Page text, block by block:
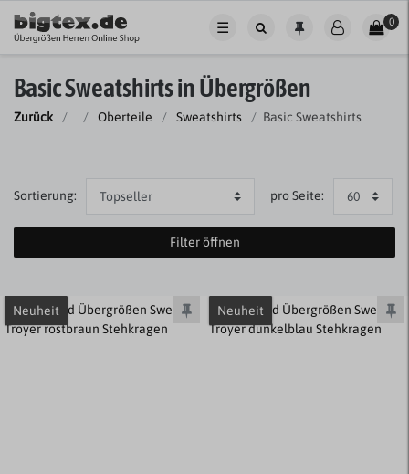
☰ 0
Basic Sweatshirts in Übergrößen
Zurück Oberteile Sweatshirts Basic Sweatshirts
Sortierung: pro Seite:
Filter öffnen
Neuheit Neuheit